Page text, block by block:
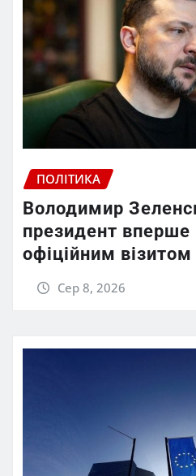
ПОЛІТИКА
Володимир
президент вперше
офіційним візитом
Сер 8, 2026